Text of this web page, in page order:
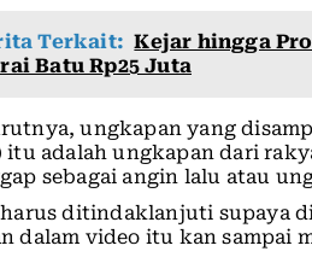
Terkait: Kejar hingga
Batu Rp25 Juta
ungkapan yang
itu adalah ungkapan dari
sebagai angin lalu atau
harus ditindaklanjuti supaya
dalam video itu kan sampai